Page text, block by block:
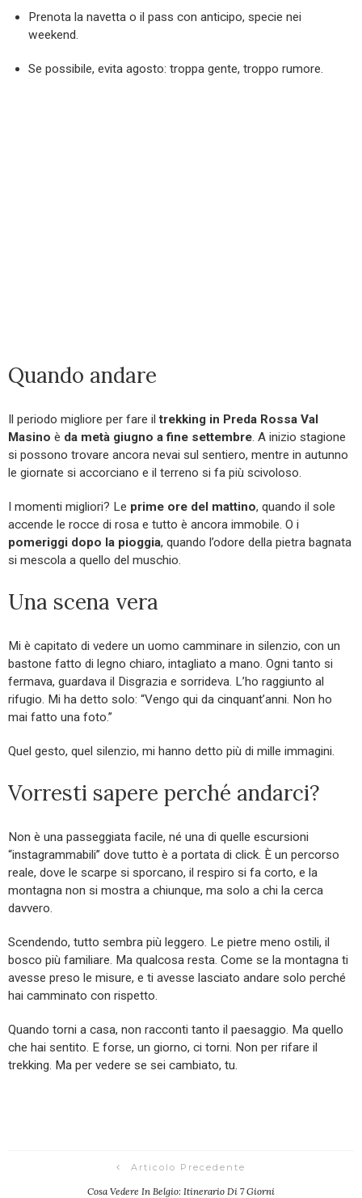
Prenota la navetta o il pass con anticipo, specie nei
weekend.
Se possibile, evita agosto: troppa gente, troppo rumore.
Quando andare
Il periodo migliore per fare iltrekking in Preda Rossa Val
Masino è da metà giugno a fine settembre. A inizio stagione
si possono trovare ancora nevai sul sentiero, mentre in autunno
le giornate si accorciano e il terreno si fa più scivoloso.
I momenti migliori? Le prime ore del mattino, quando il sole
accende le rocce di rosa e tutto è ancora immobile. O i
pomeriggi dopo la pioggia, quando l’odore della pietra bagnata
si mescola a quello del muschio.
Una scena vera
Mi è capitato di vedere un uomo camminare in silenzio, con un
bastone fatto di legno chiaro, intagliato a mano. Ogni tanto si
fermava, guardava il Disgrazia e sorrideva. L’ho raggiunto al
rifugio. Mi ha detto solo: “Vengo qui da cinquant’anni. Non ho
mai fatto una foto.”
Quel gesto, quel silenzio, mi hanno detto più di mille immagini.
Vorresti sapere perché andarci?
Non è una passeggiata facile, né una di quelle escursioni
“instagrammabili” dove tutto è a portata di click. È un percorso
reale, dove le scarpe si sporcano, il respiro si fa corto, e la
montagna non si mostra a chiunque, ma solo a chi la cerca
davvero.
Scendendo, tutto sembra più leggero. Le pietre meno ostili, il
bosco più familiare. Ma qualcosa resta. Come se la montagna ti
avesse preso le misure, e ti avesse lasciato andare solo perché
hai camminato con rispetto.
Quando torni a casa, non racconti tanto il paesaggio. Ma quello
che hai sentito. E forse, un giorno, ci torni. Non per rifare il
trekking. Ma per vedere se sei cambiato, tu.
Articolo Precedente
Cosa Vedere In Belgio: Itinerario Di 7 Giorni